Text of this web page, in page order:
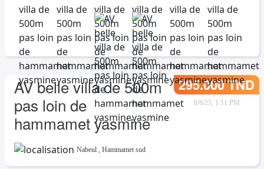
AV belle villa de 500m
pas loin de
hammamet yasmine
295.000 TND
8/8/25, 1:11 PM
Nabeul , Hammamet sud